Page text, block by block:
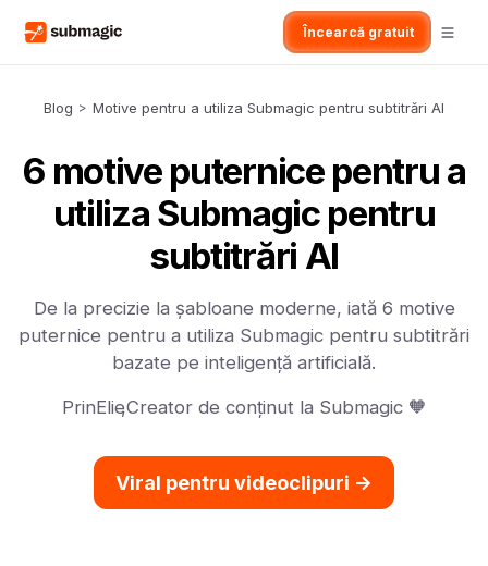
Încearcă gratuit
Blog > Motive pentru a utiliza Submagic pentru subtitrări AI
6 motive puternice pentru a
utiliza Submagic pentru
subtitrări AI
De la precizie la șabloane moderne, iată 6 motive
puternice pentru a utiliza Submagic pentru subtitrări
bazate pe inteligență artificială.
PrinElie,Creator de conținut la Submagic 🧡
Viral pentru videoclipuri ->